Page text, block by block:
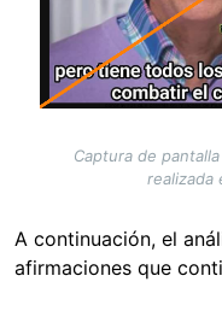
Captura de
realizada
A continuación, el
afirmaciones que